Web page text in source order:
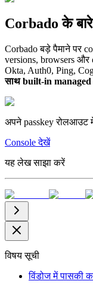
Corbado के
Corbado बड़े पैमाने पर
versions, browsers और
Okta, Auth0, Ping,
साथ built-in managed
अपने passkey रोलआउट
Console देखें
यह लेख साझा करें
विषय सूची
विंडोज में पासकी